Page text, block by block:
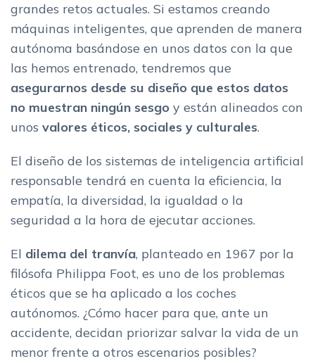
grandes retos actuales. Si estamos creando
máquinas inteligentes, que aprenden de manera
autónoma basándose en unos datos con la que
las hemos entrenado, tendremos que
asegurarnos desde su diseño que estos datos
no muestran ningún sesgo y están alineados con
unos valores éticos, sociales y culturales.
El diseño de los sistemas de inteligencia artificial
responsable tendrá en cuenta la eficiencia, la
empatía, la diversidad, la igualdad o la
seguridad a la hora de ejecutar acciones.
El dilema del tranvía, planteado en 1967 por la
filósofa Philippa Foot, es uno de los problemas
éticos que se ha aplicado a los coches
autónomos. ¿Cómo hacer para que, ante un
accidente, decidan priorizar salvar la vida de un
menor frente a otros escenarios posibles?